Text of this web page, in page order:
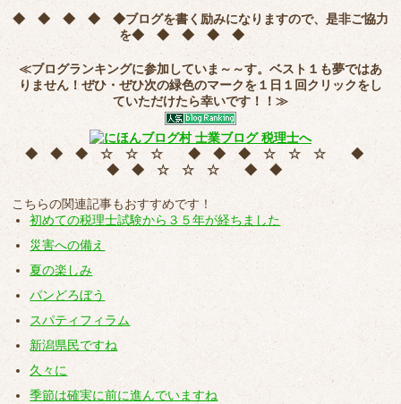
◆ ◆ ◆ ◆ ◆ブログを書く励みになりますので、是非ご協力
を◆ ◆ ◆ ◆ ◆
≪ブログランキングに参加していま～～す。ベスト１も夢ではあ
りません！ぜひ・ぜひ次の緑色のマークを１日１回クリックをし
ていただけたら幸いです！！≫
◆ ◆ ◆ ☆ ☆ ☆ ◆ ◆ ◆ ☆ ☆ ☆ ◆
◆ ◆ ☆ ☆ ☆ ◆ ◆
こちらの関連記事もおすすめです！
初めての税理士試験から３５年が経ちました
災害への備え
夏の楽しみ
パンどろぼう
スパティフィラム
新潟県民ですね
久々に
季節は確実に前に進んでいますね